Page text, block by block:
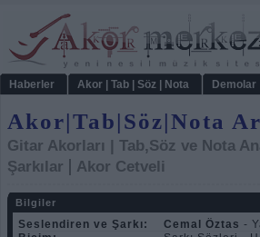
Haberler Akor | Tab | Söz | Nota Demolar
Akor|Tab|Söz|Nota
Gitar Akorları | Tab,Söz ve Nota
Şarkılar | Akor Cetveli
Bilgiler
Seslendiren ve Şarkı: Cemal Öztas -